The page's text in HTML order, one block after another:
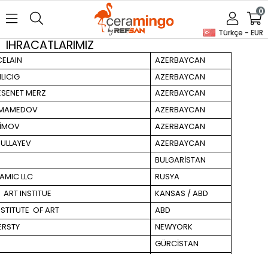
Türkçe - EUR
0
IHRACATLARIMIZ
AZERBAYCAN
AZERBAYCAN
MERZ
AZERBAYCAN
AZERBAYCAN
AZERBAYCAN
AZERBAYCAN
BULGARİSTAN
LLC
RUSYA
INSTITUE
KANSAS / ABD
OF ART
ABD
NEWYORK
GÜRCİSTAN